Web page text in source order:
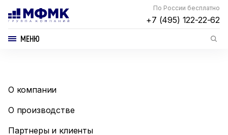
По России бесплатно
+7 (495) 122-22-62
МЕНЮ
О компании
О производстве
Партнеры и клиенты